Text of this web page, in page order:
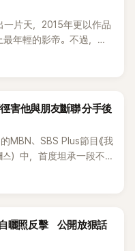
片天，2015年更以作品
年輕的影帝。不過，他
到重創，後續又牽扯與男
害他與朋友斷聯 分手後
MBN、SBS Plus節目《我
스）中，首度坦承一段不
度控制，不僅走到哪都
自曬照反擊 公開放狠話